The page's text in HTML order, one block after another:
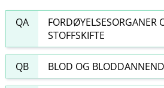
QA
FORDØYELSESORGANER
STOFFSKIFTE
QB BLOD OG